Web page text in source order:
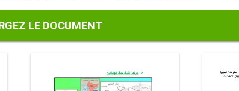
LE DOCUMENT